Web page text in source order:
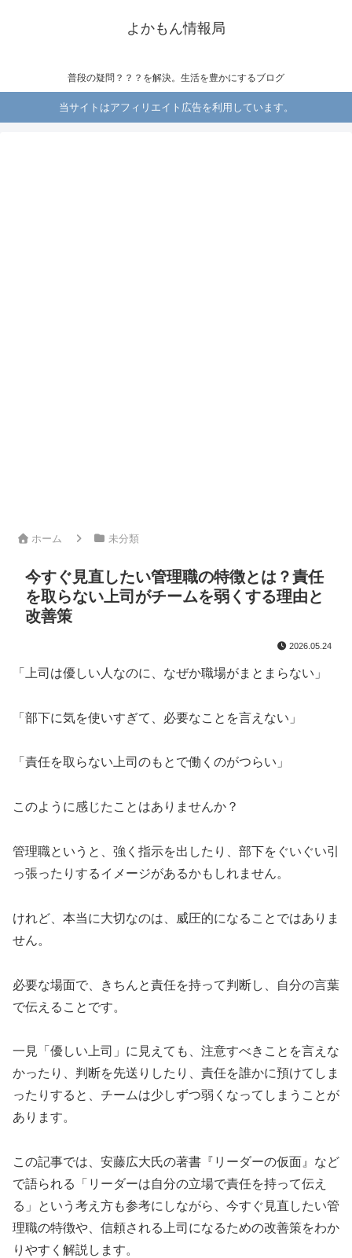
よかもん情報局
普段の疑問？？？を解決。生活を豊かにするブログ
当サイトはアフィリエイト広告を利用しています。
ホーム 未分類
今すぐ見直したい管理職の特徴とは？責任
を取らない上司がチームを弱くする理由と
改善策
2026.05.24
「上司は優しい人なのに、なぜか職場がまとまらない」
「部下に気を使いすぎて、必要なことを言えない」
「責任を取らない上司のもとで働くのがつらい」
このように感じたことはありませんか？
管理職というと、強く指示を出したり、部下をぐいぐい引
っ張ったりするイメージがあるかもしれません。
けれど、本当に大切なのは、威圧的になることではありま
せん。
必要な場面で、きちんと責任を持って判断し、自分の言葉
で伝えることです。
一見「優しい上司」に見えても、注意すべきことを言えな
かったり、判断を先送りしたり、責任を誰かに預けてしま
ったりすると、チームは少しずつ弱くなってしまうことが
あります。
この記事では、安藤広大氏の著書『リーダーの仮面』など
で語られる「リーダーは自分の立場で責任を持って伝え
る」という考え方も参考にしながら、今すぐ見直したい管
理職の特徴や、信頼される上司になるための改善策をわか
りやすく解説します。